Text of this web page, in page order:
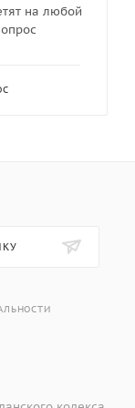
на любой